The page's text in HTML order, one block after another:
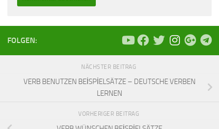
FOLGEN:
NÄCHSTER BEITRAG
VERB BENUTZEN BEİSPİELSÄTZE – DEUTSCHE VERBEN
LERNEN
VORHERIGER BEITRAG